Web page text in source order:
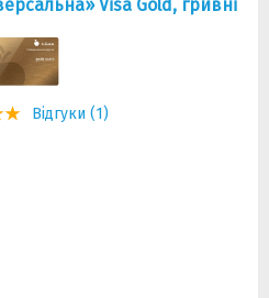
Visa Gold, гривнi
Відгуки (1)